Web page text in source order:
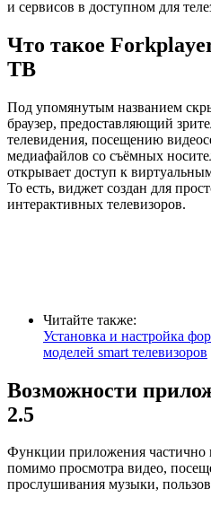
и сервисов в доступном для
Что такое
ТВ
Под упомянутым названием
браузер, предоставляющий
телевидения, посещению
медиафайлов со съёмных
открывает доступ к
То есть, виджет создан для
интерактивных телевизоров.
Читайте также:
Установка и настройка
моделей smart телевизоров
Возможности
2.5
Функции приложения
помимо просмотра видео,
прослушивания музыки,